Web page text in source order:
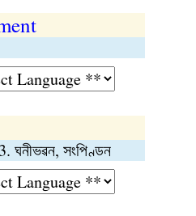
ঘনীভৱন, সংপিণ্ডন